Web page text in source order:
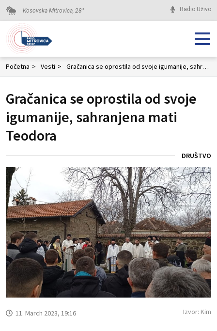
Kosovska Mitrovica, 28° Radio Uživo
Početna > Vesti > Gračanica se oprostila od svoje igumanije, sahranjena mati Teodora
Gračanica se oprostila od svoje
igumanije, sahranjena mati
Teodora
DRUŠTVO
11. March 2023, 19:16 Izvor: Kim